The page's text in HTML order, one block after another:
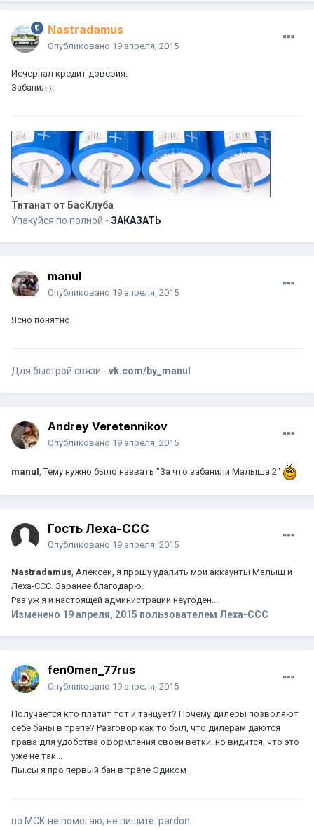
Nastradamus
Опубликовано 19 апреля, 2015
Исчерпал кредит доверия.
Забанил я.
Титанат от БасКлуба
Упакуйся по полной - ЗАКАЗАТЬ
manul
Опубликовано 19 апреля, 2015
Ясно понятно
Для быстрой связи - vk.com/by_manul
Andrey Veretennikov
Опубликовано 19 апреля, 2015
manul , Тему нужно было назвать "За что забанили Малыша 2"
Гость Леха-CCC
Опубликовано 19 апреля, 2015
Nastradamus, Алексей, я прошу удалить мои аккаунты Малыш и
Леха-ССС. Заранее благодарю.
Раз уж я и настоящей администрации неугоден...
Изменено 19 апреля, 2015 пользователем Леха-CCC
fen0men_77rus
Опубликовано 19 апреля, 2015
Получается кто платит тот и танцует? Почему дилеры позволяют
себе баны в трёпе? Разговор как то был, что дилерам даются
права для удобства оформления своей ветки, но видится, что это
уже не так...
Пы.сы я про первый бан в трёпе Эдиком
по МСК не помогаю, не пишите :pardon: